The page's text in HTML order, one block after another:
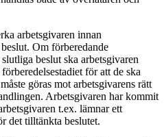
arbetsgivaren innan
Om förberedande
beslut ska arbetsgivaren
för att de ska
göras mot arbetsgivarens rätt
Arbetsgivaren har kommit
t.ex. lämnar ett
det tilltänkta beslutet.